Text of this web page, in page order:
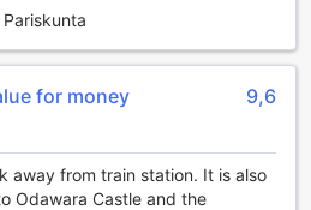
guchi on täydellinen
joustavuutta ja mukavuutta
tarjoamat
tukevat täydellisesti tätä
Toyoko Inn Odawara-eki
for money 9,6
away from train station. It is also
Odawara Castle and the